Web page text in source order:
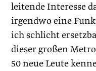
leitende Interesse
irgendwo eine
ich schlicht
dieser großen
50 neue Leute